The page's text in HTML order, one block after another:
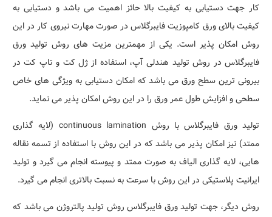
کار جهت دستیابی به کیفیت بالا حائز اهمیت می باشد و دستیابی به
کیفیت بالای ورق کامپوزیت فایبرگلاس در صورت مهارت نیروی کار در این
روش امکان پذیر است. یکی از مهمترین مزیت های روش تولید ورق
فایبرگلاس در روش تولید هندلی آپ، استفاده از ژل کت و تاپ کت در
بیرونی ترین سطح ورق می باشد که امکان دستیابی به ویژگی های خاص
سطحی و افزایش طول عمر ورق را در این روش امکان پذیر می نماید.
تولید ورق فایبرگلاس با روش continuous lamination (لایه گذاری
ممتد) نیز امکان پذیر می باشد که در این روش با استفاده از تسمه نقاله
هایی، لایه گذاری الیاف به صورت ممتد و پیوسته انجام می گیرد و تولید
ایرانیت پلاستیکی در این روش با سرعت به نسبت بالاتری انجام می گیرد.
روش دیگر، جهت تولید ورق فایبرگلاس روش تولید پالتروژن می باشد که